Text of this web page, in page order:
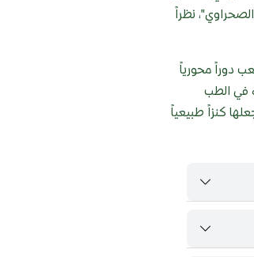
نظراً
دوراً محورياً
في الطب
كنزاً طبيعياً